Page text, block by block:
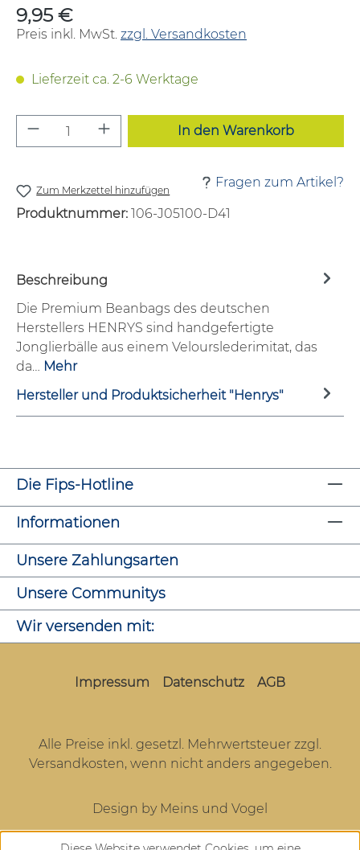
Regulärer Preis:
9,95 €
Preis inkl. MwSt. zzgl. Versandkosten
Lieferzeit ca. 2-6 Werktage
Produkt Anzahl: Gib den
In den Warenkorb
Zum Merkzettel hinzufügen
Fragen zum Artikel?
Produktnummer: 106-J05100-D41
Beschreibung
Die Premium Beanbags des deutschen
Herstellers HENRYS sind handgefertigte
Jonglierbälle aus einem Velourslederimitat, das
da… Mehr
Hersteller und Produktsicherheit "Henrys"
Die Fips-Hotline
Informationen
Unsere Zahlungsarten
Unsere Communitys
Wir versenden mit:
Impressum Datenschutz AGB
Alle Preise inkl. gesetzl. Mehrwertsteuer zzgl.
Versandkosten, wenn nicht anders angegeben.
Design by Meins und Vogel